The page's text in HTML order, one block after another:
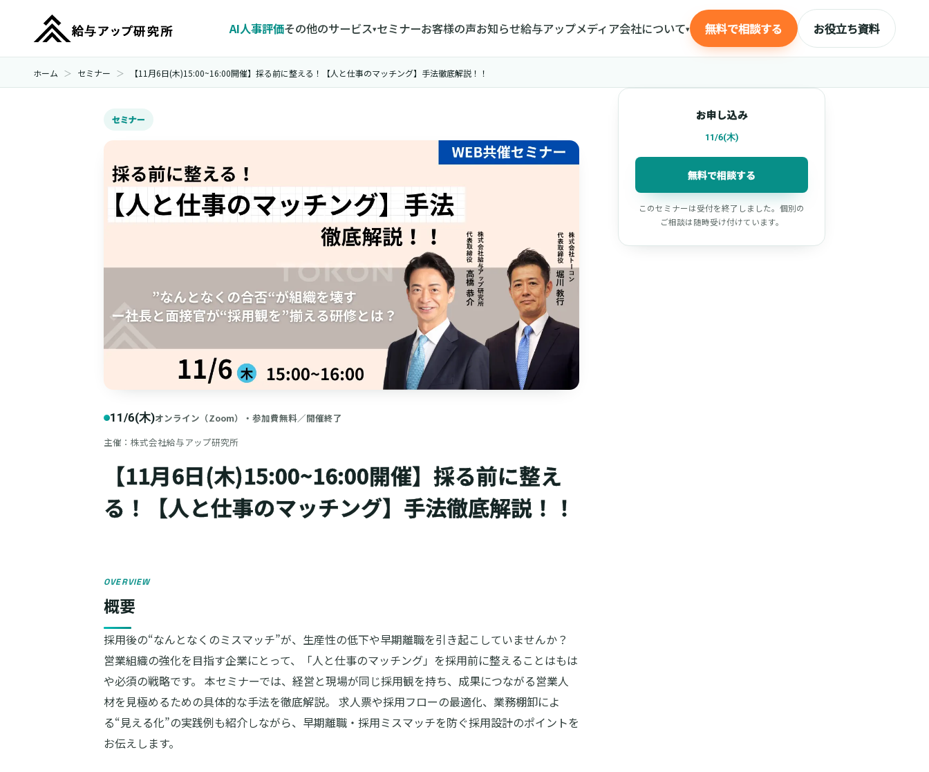
AI人事評価その他のサービス▾セミナーお客様の声お知らせ給与アップメディア会社について▾ 無料で相談する お役立ち資料
ホーム セミナー 【11月6日(木)15:00~16:00開催】採る前に整える！【人と仕事のマッチング】手法徹底解説！！
セミナー
11/6(木)オンライン（Zoom）・参加費無料／開催終了
主催：株式会社給与アップ研究所
【11月6日(木)15:00~16:00開催】採る前に整え
る！【人と仕事のマッチング】手法徹底解説！！
OVERVIEW
概要
採用後の“なんとなくのミスマッチ”が、生産性の低下や早期離職を引き起こしていませんか？
営業組織の強化を目指す企業にとって、「人と仕事のマッチング」を採用前に整えることはもは
や必須の戦略です。 本セミナーでは、経営と現場が同じ採用観を持ち、成果につながる営業人
材を見極めるための具体的な手法を徹底解説。 求人票や採用フローの最適化、業務棚卸によ
る“見える化”の実践例も紹介しながら、早期離職・採用ミスマッチを防ぐ採用設計のポイントを
お伝えします。
お申し込み
11/6(木)
無料で相談する
このセミナーは受付を終了しました。個別の
ご相談は随時受け付けています。